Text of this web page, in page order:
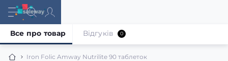
Iron Folic Amway Nutrilite 90 таблеток
Все про товар Відгуків 0